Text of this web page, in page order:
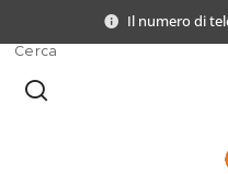
Il numero di
Cerca